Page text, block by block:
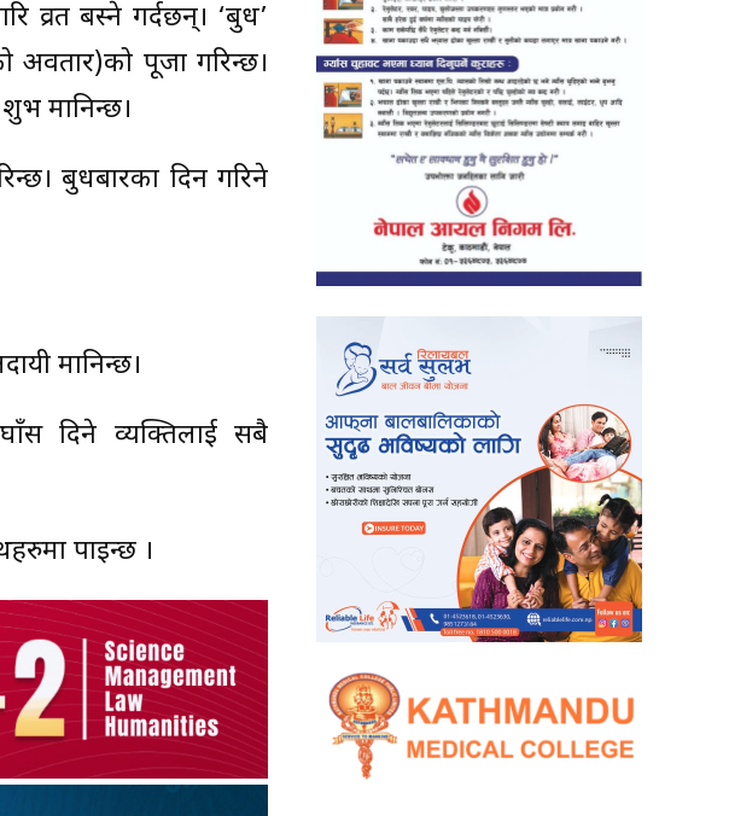
व्रत बस्ने गर्दछन्। ‘बुध’
अवतार)को पूजा गरिन्छ।
मानिन्छ।
बुधबारका दिन गरिने
मानिन्छ।
घाँस दिने व्यक्तिलाई सबै
पाइन्छ ।